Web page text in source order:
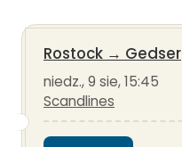
Rostock → Gedser
niedz., 9 sie, 15:45
Scandlines